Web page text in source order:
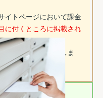
イトページにおいて課金
に付くところに掲載され
・高値売却 を実現しま